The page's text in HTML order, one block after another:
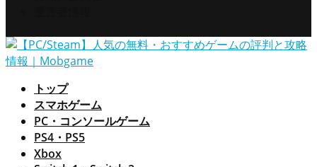
トップ
スマホゲーム
PC・コンソールゲーム
PS4・PS5
Xbox